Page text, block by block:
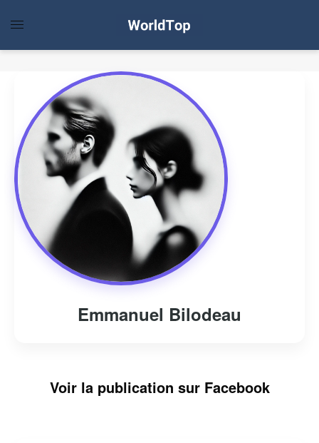
Emmanuel Bilodeau
Voir la publication sur Facebook